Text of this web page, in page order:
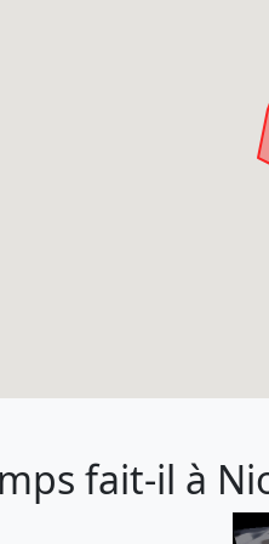
fait-il à